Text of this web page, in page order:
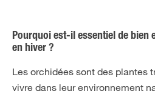
Pourquoi est-il essentiel de bien
en hiver ?
Les orchidées sont des plantes
vivre dans leur environnement